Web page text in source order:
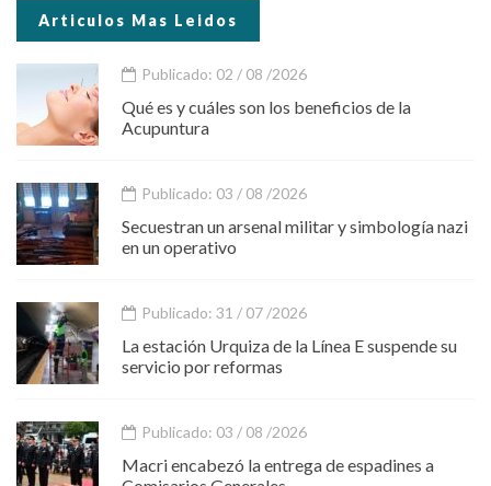
Articulos Mas Leidos
Publicado: 02 / 08 /2026
Qué es y cuáles son los beneficios de la
Acupuntura
Publicado: 03 / 08 /2026
Secuestran un arsenal militar y simbología nazi
en un operativo
Publicado: 31 / 07 /2026
La estación Urquiza de la Línea E suspende su
servicio por reformas
Publicado: 03 / 08 /2026
Macri encabezó la entrega de espadines a